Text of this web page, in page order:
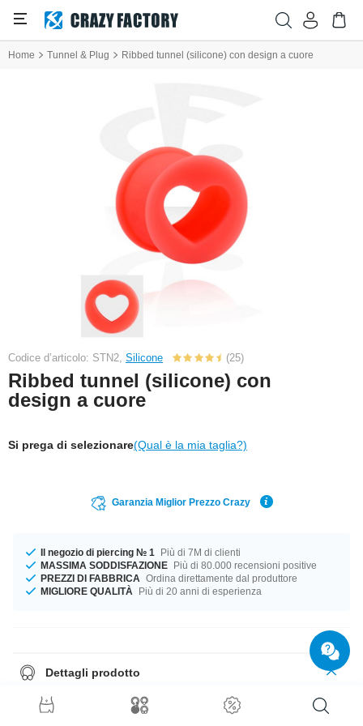
Home Tunnel & Plug Ribbed tunnel (silicone) con design a cuore
Codice d’articolo: STN2, Silicone (25)
Ribbed tunnel (silicone) con
design a cuore
Si prega di selezionare(Qual è la mia taglia?)
Garanzia Miglior Prezzo Crazy
Il negozio di piercing № 1
Più di 7M di clienti
MASSIMA SODDISFAZIONE Più di 80.000 recensioni positive
PREZZI DI FABBRICA Ordina direttamente dal produttore
MIGLIORE QUALITÀ
Più di 20 anni di esperienza
Dettagli prodotto
Questo tunnel di silicone ti tocca! Disponibile in tanti colori e misure
diverse. Che aspetti a metterlo al lobo!